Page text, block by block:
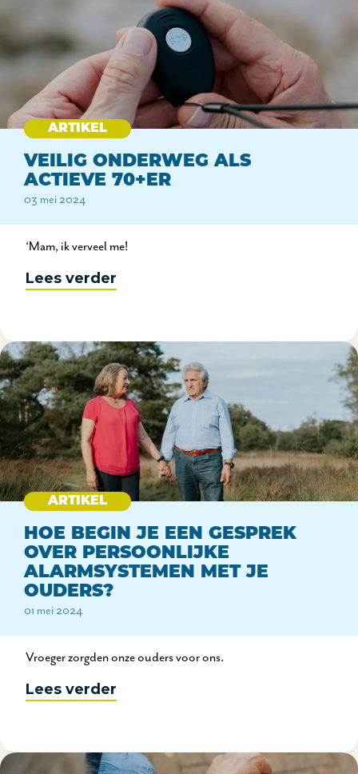
ARTIKEL
VEILIG ONDERWEG ALS
ACTIEVE 70+ER
03 mei 2024
‘Mam, ik verveel me!
Lees verder
ARTIKEL
HOE BEGIN JE EEN GESPREK
OVER PERSOONLIJKE
ALARMSYSTEMEN MET JE
OUDERS?
01 mei 2024
Vroeger zorgden onze ouders voor ons.
Lees verder